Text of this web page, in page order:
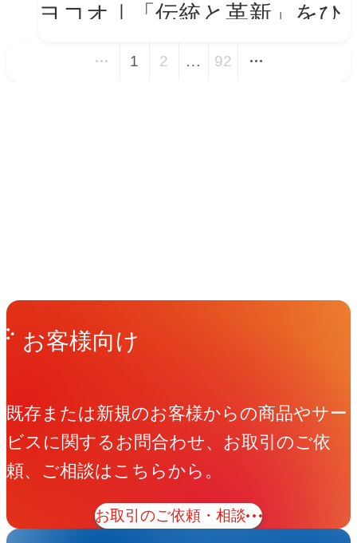
ヨコオ｜「伝統と革新」をひ
とつの世界観に──新VIを体
1 2 … 92
Get in Touchお問い合わせ
お客様向け
既存または新規のお客様からの商品やサー
ビスに関するお問合わせ、お取引のご依
頼、ご相談はこちらから。
お取引のご依頼・相談